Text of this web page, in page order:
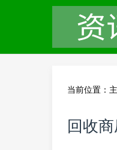
当前位置：
回收